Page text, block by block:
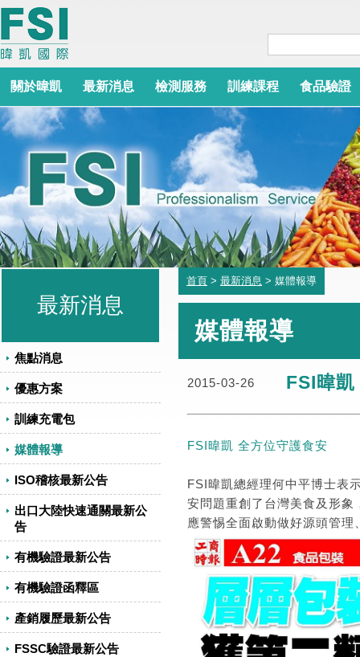
關於暐凱 最新消息 檢測服務 訓練課程 食品驗證
最新消息
焦點消息
優惠方案
訓練充電包
媒體報導
ISO稽核最新公告
出口大陸快速通關最新公
告
有機驗證最新公告
有機驗證函釋區
產銷履歷最新公告
FSSC驗證最新公告
首頁 > 最新消息 > 媒體報導
媒體報導
2015-03-26 FSI暐
FSI暐凱 全方位守護食安
FSI暐凱總經理何中平博士表
安問題重創了台灣美食及形
應警惕全面啟動做好源頭管